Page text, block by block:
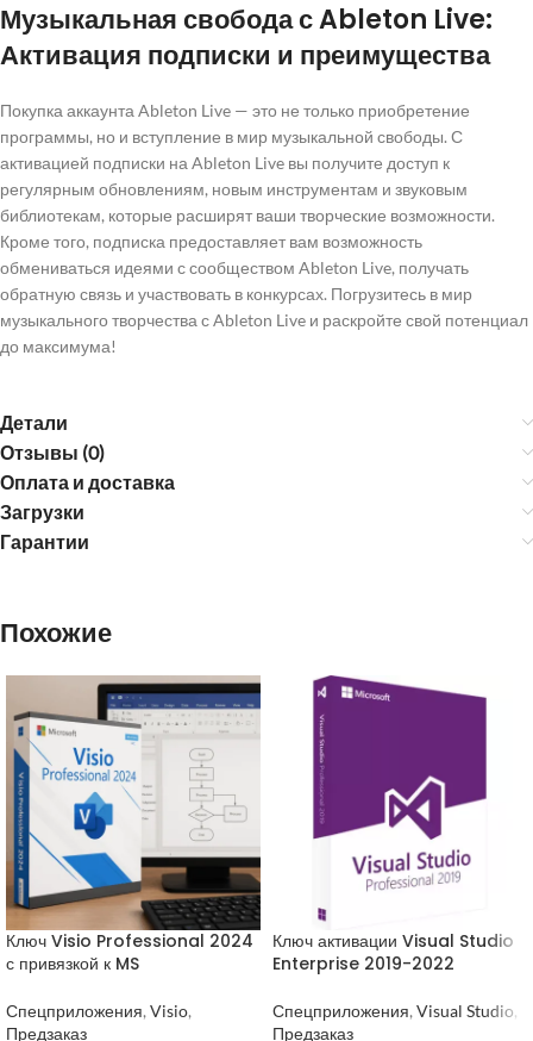
Музыкальная свобода с Ableton Live:
Активация подписки и преимущества
Покупка аккаунта Ableton Live — это не только приобретение
программы, но и вступление в мир музыкальной свободы. С
активацией подписки на Ableton Live вы получите доступ к
регулярным обновлениям, новым инструментам и звуковым
библиотекам, которые расширят ваши творческие возможности.
Кроме того, подписка предоставляет вам возможность
обмениваться идеями с сообществом Ableton Live, получать
обратную связь и участвовать в конкурсах. Погрузитесь в мир
музыкального творчества с Ableton Live и раскройте свой потенциал
до максимума!
Детали
Отзывы (0)
Оплата и доставка
Загрузки
Гарантии
Похожие
Ключ Visio Professional 2024
с привязкой к MS
Спецприложения, Visio,
Предзаказ
Ключ активации Visual Studio
Enterprise 2019-2022
Спецприложения, Visual Studio,
Предзаказ